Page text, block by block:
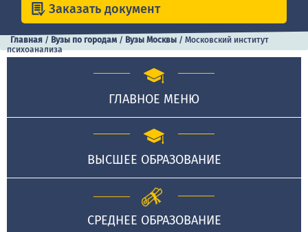
Заказать документ
Главная / Вузы по городам / Вузы Москвы / Московский институт
психоанализа
ГЛАВНОЕ МЕНЮ
ВЫСШЕЕ ОБРАЗОВАНИЕ
СРЕДНЕЕ ОБРАЗОВАНИЕ